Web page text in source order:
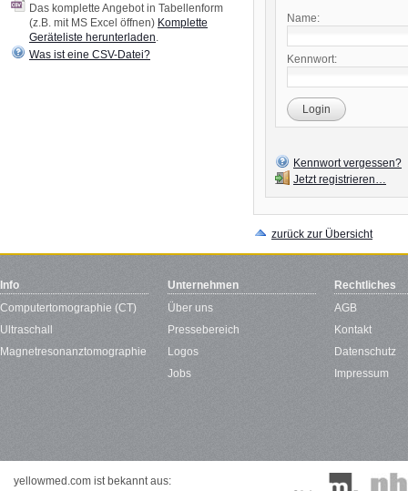
Name:
Kennwort:
Login
Kennwort vergessen?
Jetzt registrieren…
zurück zur Übersicht
Das komplette Angebot in Tabellenform
(z.B. mit MS Excel öffnen) Komplette
Geräteliste herunterladen
Was ist eine CSV-Datei?
Info
Computertomographie (CT)
Ultraschall
Magnetresonanztomographie
Unternehmen
Über uns
Pressebereich
Logos
Jobs
Rechtliches
AGB
Kontakt
Datenschutz
Impressum
yellowmed.com ist bekannt aus: